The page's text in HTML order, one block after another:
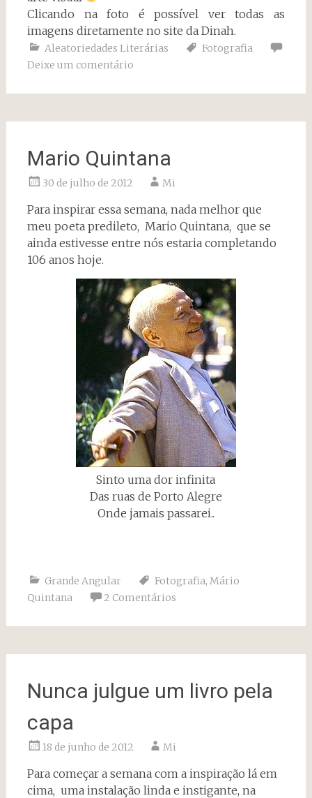
Clicando na foto é possível ver todas as
imagens diretamente no site da Dinah.
Aleatoriedades Literárias
Fotografia
Deixe um comentário
Mario Quintana
30 de julho de 2012 Mi
Para inspirar essa semana, nada melhor que
meu poeta predileto, Mario Quintana, que se
ainda estivesse entre nós estaria completando
106 anos hoje.
Sinto uma dor infinita
Das ruas de Porto Alegre
Onde jamais passarei..
Grande Angular Fotografia, Mário
Quintana
2 Comentários
Nunca julgue um livro pela
capa
18 de junho de 2012 Mi
Para começar a semana com a inspiração lá em
cima, uma instalação linda e instigante, na